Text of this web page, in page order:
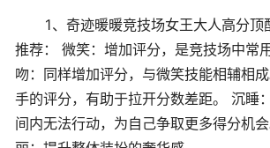
1、奇迹暖暖竞技场女王大人高分顶
推荐： 微笑：增加评分，是竞技场中常
吻：同样增加评分，与微笑技能相辅相
手的评分，有助于拉开分数差距。 沉睡
间内无法行动，为自己争取更多得分机